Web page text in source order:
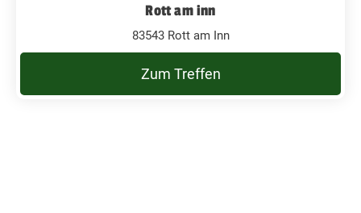
Rott am inn
83543 Rott am Inn
Zum Treffen